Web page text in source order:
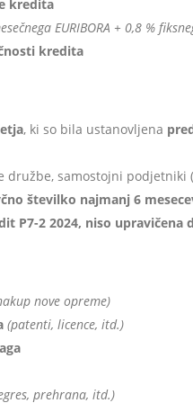
kredita
EURIBORA + 0,8 %
kredita
, ki so bila ustanovljena
družbe, samostojni podjetniki
številko najmanj 6
P7-2 2024, niso upravičena
nove opreme)
(patenti, licence, itd.)
prehrana, itd.)